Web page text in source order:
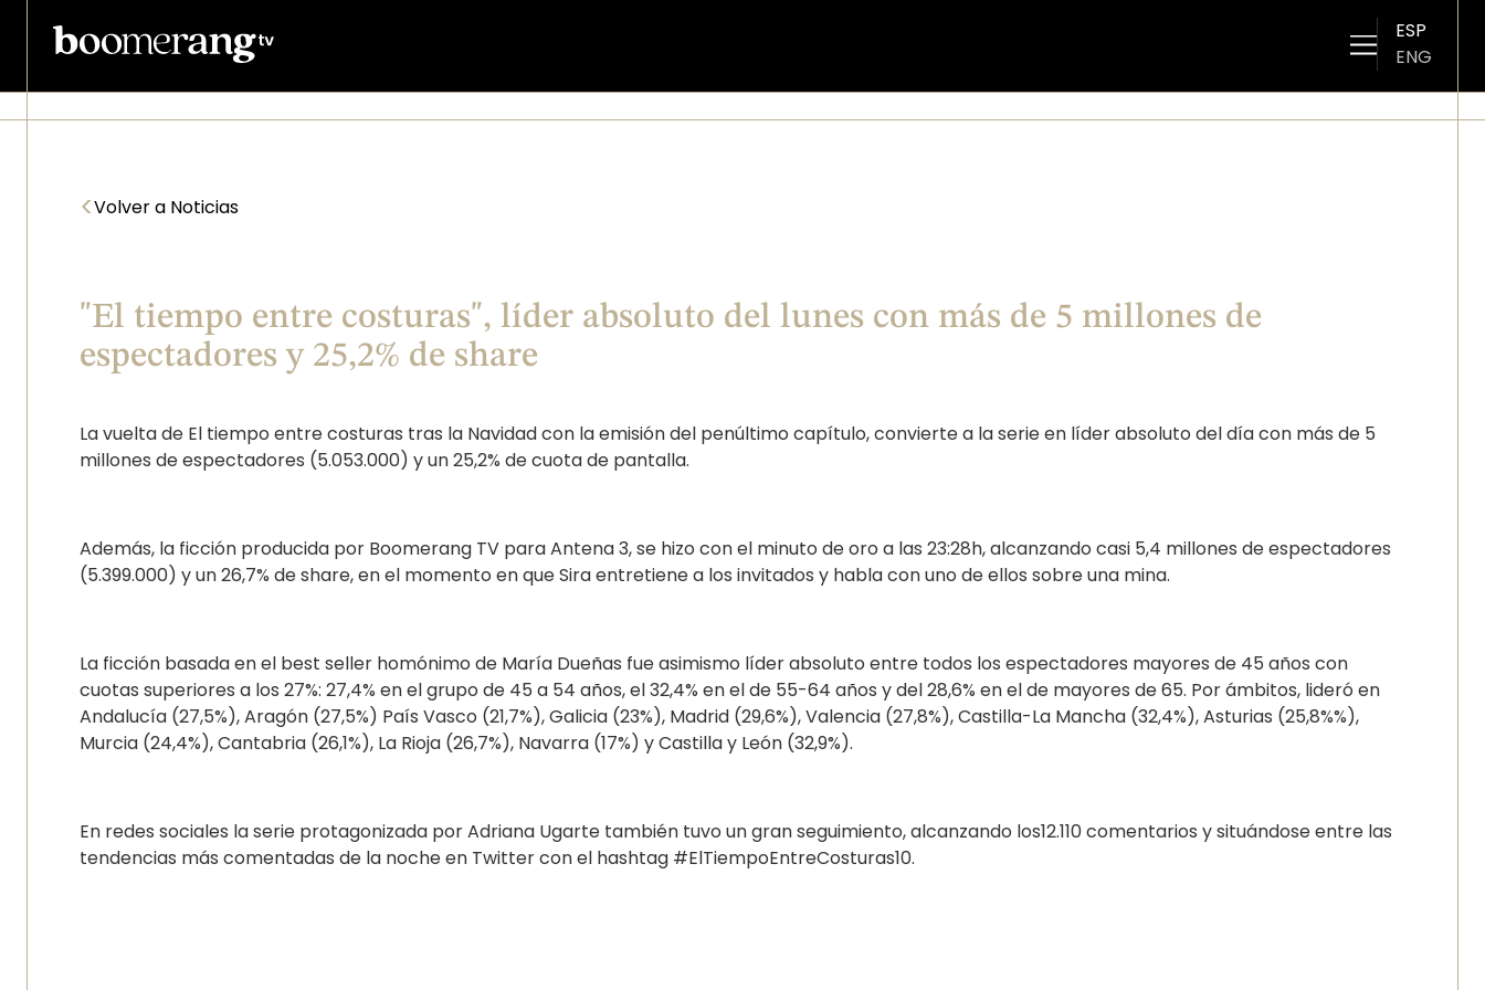
ESP
ENG
<Volver a Noticias
"El tiempo entre costuras", líder absoluto del lunes con más de 5 millones de
espectadores y 25,2% de share
La vuelta de El tiempo entre costuras tras la Navidad con la emisión del penúltimo capítulo, convierte a la serie en líder absoluto del día con más de 5
millones de espectadores (5.053.000) y un 25,2% de cuota de pantalla.
Además, la ficción producida por Boomerang TV para Antena 3, se hizo con el minuto de oro a las 23:28h, alcanzando casi 5,4 millones de espectadores
(5.399.000) y un 26,7% de share, en el momento en que Sira entretiene a los invitados y habla con uno de ellos sobre una mina.
La ficción basada en el best seller homónimo de María Dueñas fue asimismo líder absoluto entre todos los espectadores mayores de 45 años con
cuotas superiores a los 27%: 27,4% en el grupo de 45 a 54 años, el 32,4% en el de 55-64 años y del 28,6% en el de mayores de 65. Por ámbitos, lideró en
Andalucía (27,5%), Aragón (27,5%) País Vasco (21,7%), Galicia (23%), Madrid (29,6%), Valencia (27,8%), Castilla-La Mancha (32,4%), Asturias (25,8%%),
Murcia (24,4%), Cantabria (26,1%), La Rioja (26,7%), Navarra (17%) y Castilla y León (32,9%).
En redes sociales la serie protagonizada por Adriana Ugarte también tuvo un gran seguimiento, alcanzando los12.110 comentarios y situándose entre las
tendencias más comentadas de la noche en Twitter con el hashtag #ElTiempoEntreCosturas10.